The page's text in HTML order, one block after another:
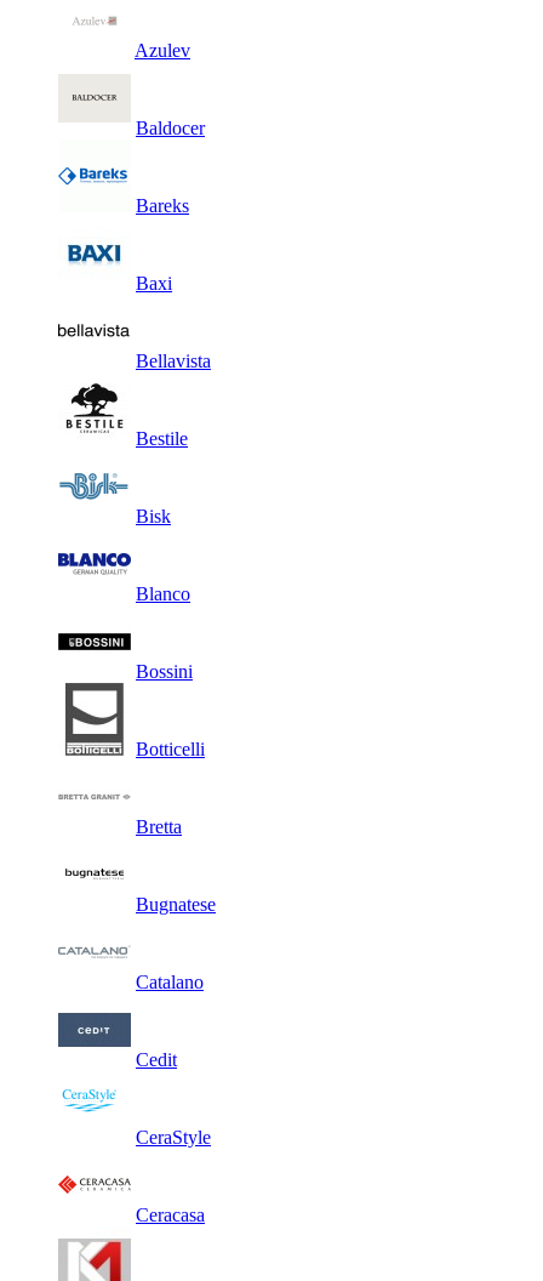
Azulev
Baldocer
Bareks
Baxi
Bellavista
Bestile
Bisk
Blanco
Bossini
Botticelli
Bretta
Bugnatese
Catalano
Cedit
CeraStyle
Ceracasa